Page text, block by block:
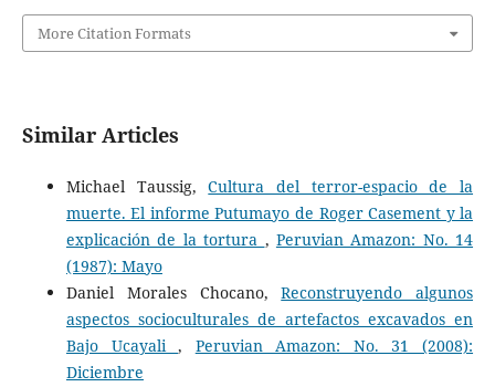
More Citation Formats
Similar Articles
Michael Taussig,Cultura del terror-espacio de la
muerte. El informe Putumayo de Roger Casement y la
explicación de la tortura , Peruvian Amazon: No. 14
(1987): Mayo
Daniel Morales Chocano,Reconstruyendo algunos
aspectos socioculturales de artefactos excavados en
Bajo Ucayali, Peruvian Amazon: No. 31 (2008):
Diciembre